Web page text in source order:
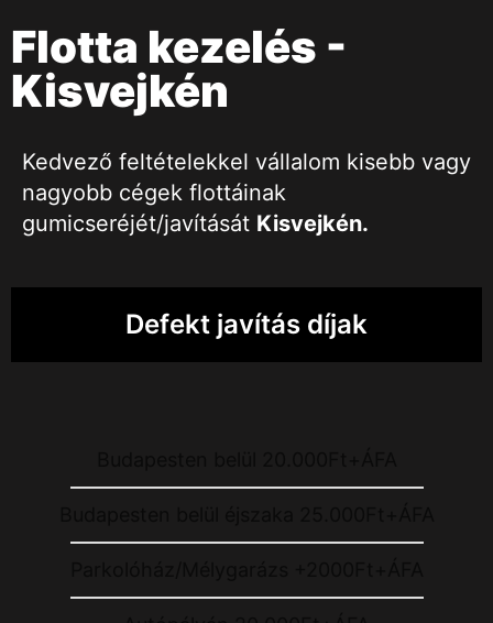
Flotta kezelés -
Kisvejkén
Kedvező feltételekkel vállalom kisebb vagy
nagyobb cégek flottáinak
gumicseréjét/javítását Kisvejkén.
Defekt javítás díjak